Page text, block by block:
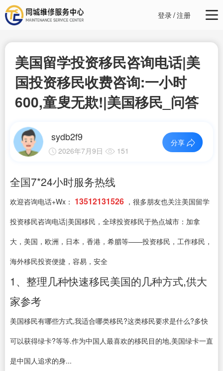
登录/注册
美国留学投资移民咨询电话|美
国投资移民收费咨询:一小时
600,童叟无欺!|美国移民_问答
sydb2f9
2026年7月9日 151
分享
全国7*24小时服务热线
欢迎咨询电话+Wx： 13512131526 ，很多朋友也关注美国留学
投资移民咨询电话|美国移民，全球投资移民于热点城市：加拿
大，美国，欧洲，日本，香港，希腊等——投资移民，工作移民，
海外移民投资便捷，容易，安全
1、整理几种快速移民美国的几种方式,供大
家参考
美国移民有哪些方式,我适合哪类移民?这类移民要求是什么?多快
可以获得绿卡?等等.作为中国人最喜欢的移民目的地,美国绿卡一直
是中国人追求的身...